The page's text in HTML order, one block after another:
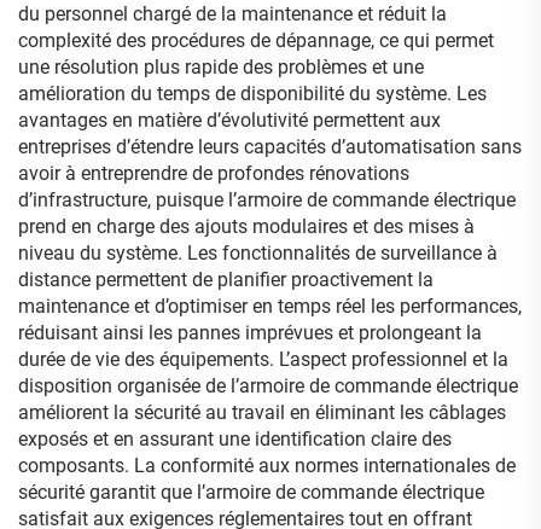
du personnel chargé de la maintenance et réduit la
complexité des procédures de dépannage, ce qui permet
une résolution plus rapide des problèmes et une
amélioration du temps de disponibilité du système. Les
avantages en matière d’évolutivité permettent aux
entreprises d’étendre leurs capacités d’automatisation sans
avoir à entreprendre de profondes rénovations
d’infrastructure, puisque l’armoire de commande électrique
prend en charge des ajouts modulaires et des mises à
niveau du système. Les fonctionnalités de surveillance à
distance permettent de planifier proactivement la
maintenance et d’optimiser en temps réel les performances,
réduisant ainsi les pannes imprévues et prolongeant la
durée de vie des équipements. L’aspect professionnel et la
disposition organisée de l’armoire de commande électrique
améliorent la sécurité au travail en éliminant les câblages
exposés et en assurant une identification claire des
composants. La conformité aux normes internationales de
sécurité garantit que l’armoire de commande électrique
satisfait aux exigences réglementaires tout en offrant